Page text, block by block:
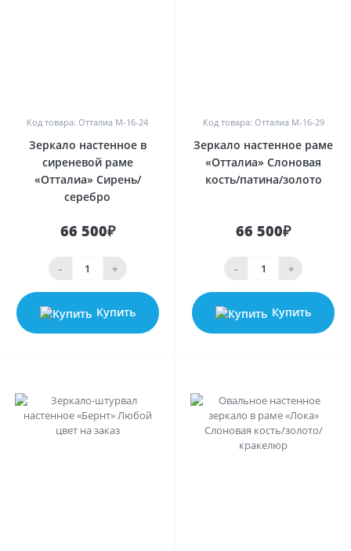
Код товара: Отталиа M-16-24
Зеркало настенное в
сиреневой раме
«Отталиа» Сирень/
серебро
66 500₽
- +
Купить
Код товара: Отталиа M-16-29
Зеркало настенное раме
«Отталиа» Слоновая
кость/патина/золото
66 500₽
- +
Купить